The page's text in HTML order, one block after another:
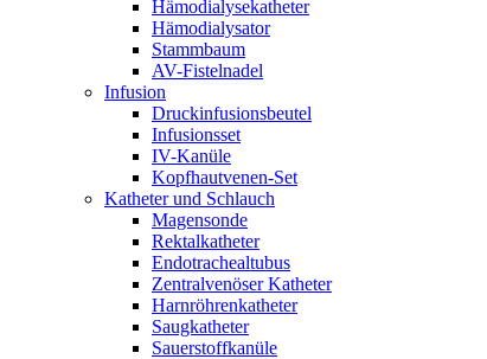
Hämodialysekatheter
Hämodialysator
Stammbaum
AV-Fistelnadel
Infusion
Druckinfusionsbeutel
Infusionsset
IV-Kanüle
Kopfhautvenen-Set
Katheter und Schlauch
Magensonde
Rektalkatheter
Endotrachealtubus
Zentralvenöser Katheter
Harnröhrenkatheter
Saugkatheter
Sauerstoffkanüle